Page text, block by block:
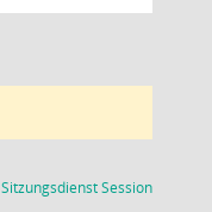
SitzungsdienstSession(Wird in